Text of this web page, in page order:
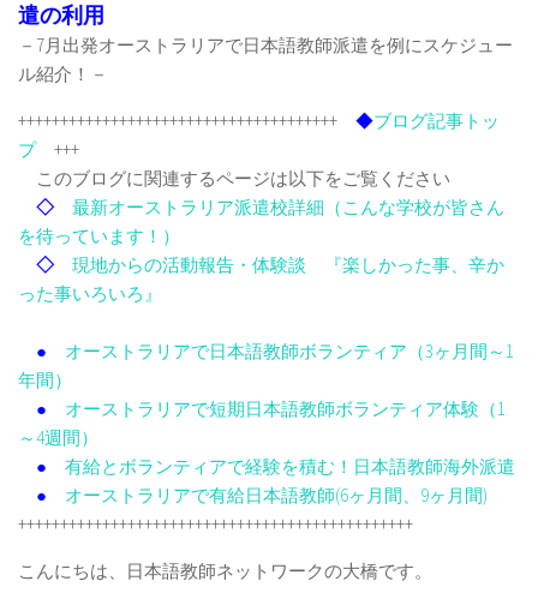
遣の利用
－7月出発オーストラリアで日本語教師派遣を例にスケジュー
ル紹介！－
++++++++++++++++++++++++++++++++++++++ ◆ブログ記事トッ
プ+++
このブログに関連するページは以下をご覧ください
◇
最新オーストラリア派遣校詳細（こんな学校が皆さん
を待っています！）
◇
現地からの活動報告・体験談 『楽しかった事、辛か
った事いろいろ』
●
オーストラリアで日本語教師ボランティア（3ヶ月間～1
年間）
●
オーストラリアで短期日本語教師ボランティア体験（1
～4週間）
●
有給とボランティアで経験を積む！日本語教師海外派遣
●
オーストラリアで有給日本語教師(6ヶ月間、9ヶ月間)
+++++++++++++++++++++++++++++++++++++++++++++++
こんにちは、日本語教師ネットワークの大橋です。